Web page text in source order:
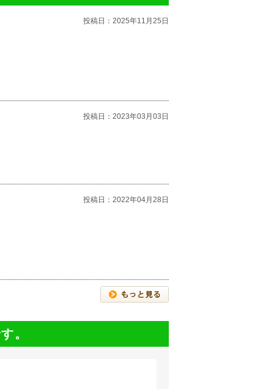
投稿日： 2025年11月25日
投稿日： 2023年03月03日
投稿日： 2022年04月28日
。